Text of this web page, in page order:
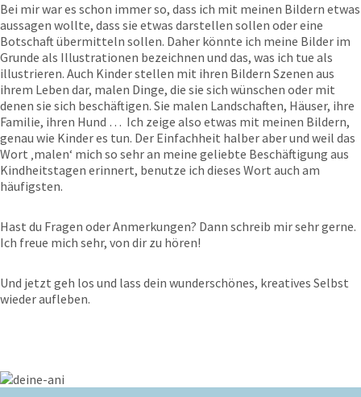
Bei mir war es schon immer so, dass ich mit meinen Bildern etwas
aussagen wollte, dass sie etwas darstellen sollen oder eine
Botschaft übermitteln sollen. Daher könnte ich meine Bilder im
Grunde als Illustrationen bezeichnen und das, was ich tue als
illustrieren. Auch Kinder stellen mit ihren Bildern Szenen aus
ihrem Leben dar, malen Dinge, die sie sich wünschen oder mit
denen sie sich beschäftigen. Sie malen Landschaften, Häuser, ihre
Familie, ihren Hund … Ich zeige also etwas mit meinen Bildern,
genau wie Kinder es tun. Der Einfachheit halber aber und weil das
Wort ‚malen‘ mich so sehr an meine geliebte Beschäftigung aus
Kindheitstagen erinnert, benutze ich dieses Wort auch am
häufigsten.
Hast du Fragen oder Anmerkungen? Dann schreib mir sehr gerne.
Ich freue mich sehr, von dir zu hören!
Und jetzt geh los und lass dein wunderschönes, kreatives Selbst
wieder aufleben.